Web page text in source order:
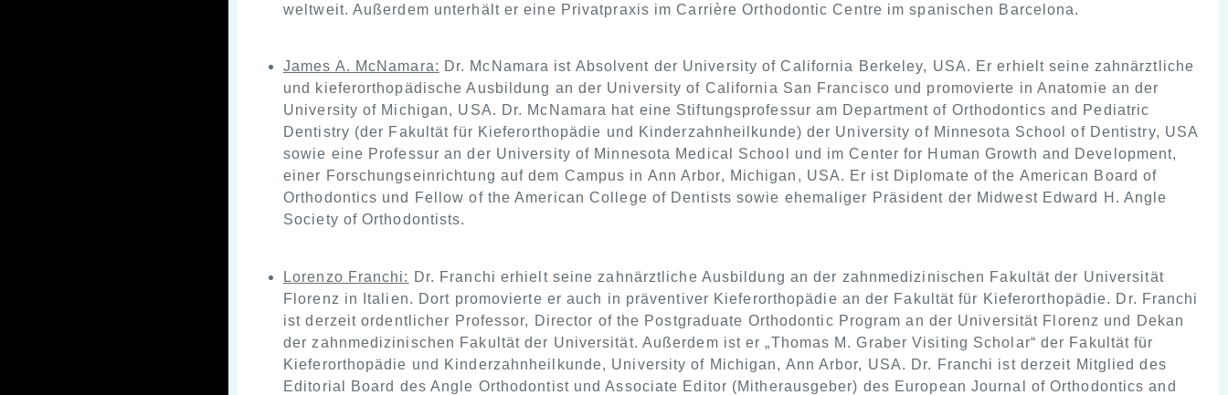
weltweit. Außerdem unterhält er eine Privatpraxis im Carrière Orthodontic Centre im spanischen Barcelona.
James A. McNamara: Dr. McNamara ist Absolvent der University of California Berkeley, USA. Er erhielt seine zahnärztliche
und kieferorthopädische Ausbildung an der University of California San Francisco und promovierte in Anatomie an der
University of Michigan, USA. Dr. McNamara hat eine Stiftungsprofessur am Department of Orthodontics and Pediatric
Dentistry (der Fakultät für Kieferorthopädie und Kinderzahnheilkunde) der University of Minnesota School of Dentistry, USA
sowie eine Professur an der University of Minnesota Medical School und im Center for Human Growth and Development,
einer Forschungseinrichtung auf dem Campus in Ann Arbor, Michigan, USA. Er ist Diplomate of the American Board of
Orthodontics und Fellow of the American College of Dentists sowie ehemaliger Präsident der Midwest Edward H. Angle
Society of Orthodontists.
Lorenzo Franchi: Dr. Franchi erhielt seine zahnärztliche Ausbildung an der zahnmedizinischen Fakultät der Universität
Florenz in Italien. Dort promovierte er auch in präventiver Kieferorthopädie an der Fakultät für Kieferorthopädie. Dr. Franchi
ist derzeit ordentlicher Professor, Director of the Postgraduate Orthodontic Program an der Universität Florenz und Dekan
der zahnmedizinischen Fakultät der Universität. Außerdem ist er „Thomas M. Graber Visiting Scholar“ der Fakultät für
Kieferorthopädie und Kinderzahnheilkunde, University of Michigan, Ann Arbor, USA. Dr. Franchi ist derzeit Mitglied des
Editorial Board des Angle Orthodontist und Associate Editor (Mitherausgeber) des European Journal of Orthodontics and